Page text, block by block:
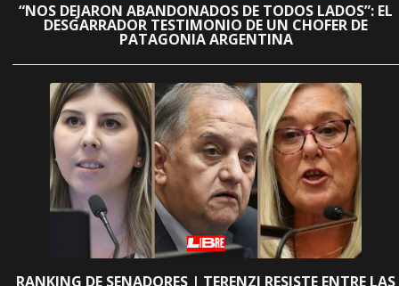
“NOS DEJARON ABANDONADOS DE TODOS LADOS”: EL
DESGARRADOR TESTIMONIO DE UN CHOFER DE
PATAGONIA ARGENTINA
RANKING DE SENADORES | TERENZI RESISTE ENTRE LAS